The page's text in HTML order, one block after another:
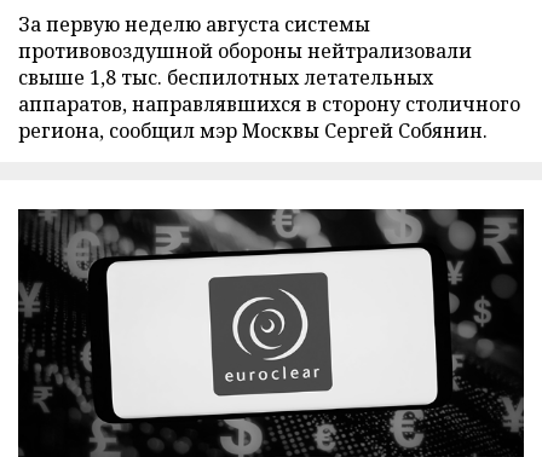
За первую неделю августа системы
противовоздушной обороны нейтрализовали
свыше 1,8 тыс. беспилотных летательных
аппаратов, направлявшихся в сторону столичного
региона, сообщил мэр Москвы Сергей Собянин.